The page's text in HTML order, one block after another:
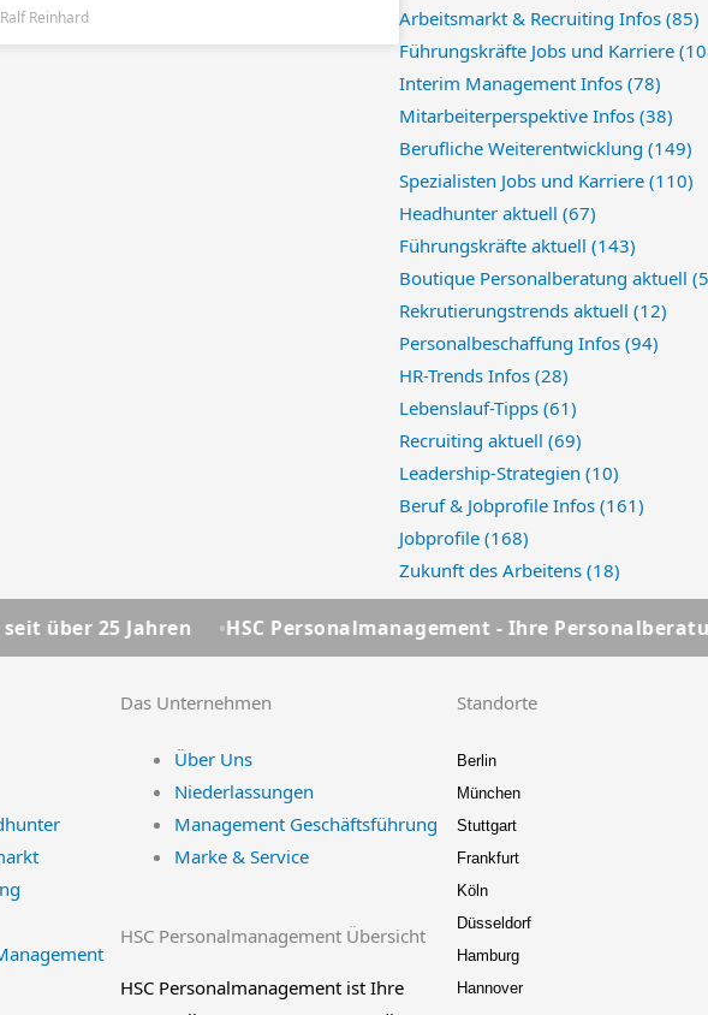
Reinhard
Arbeitsmarkt & Recruiting Infos (85)
Führungskräfte Jobs und Karriere
Interim Management Infos (78)
Mitarbeiterperspektive Infos (38)
Berufliche Weiterentwicklung (149)
Spezialisten Jobs und Karriere (110)
Headhunter aktuell (67)
Führungskräfte aktuell (143)
Boutique Personalberatung aktuell
Rekrutierungstrends aktuell (12)
Personalbeschaffung Infos (94)
HR-Trends Infos (28)
Lebenslauf-Tipps (61)
Recruiting aktuell (69)
Leadership-Strategien (10)
Beruf & Jobprofile Infos (161)
Jobprofile (168)
Zukunft des Arbeitens (18)
HSC Personalmanagement - Ihre Personalberatung seit über
Das Unternehmen
Über Uns
Niederlassungen
Management Geschäftsführung
Marke & Service
HSC Personalmanagement Übersicht
HSC Personalmanagement ist Ihre
Standorte
Berlin
München
Stuttgart
Frankfurt
Köln
Düsseldorf
Hamburg
Hannover